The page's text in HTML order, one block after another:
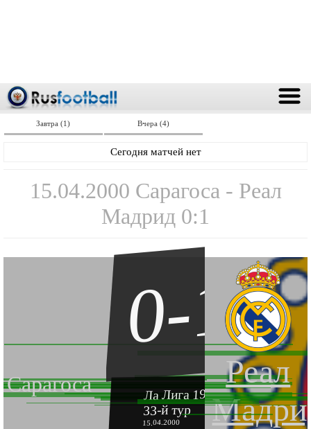
Завтра (1) Вчера (4)
Сегодня матчей нет
15.04.2000 Сарагоса - Реал
Мадрид 0:1
Сарагоса
Реал
0-1
Ла Лига 1999-2000
33-й тур
15.04.2000